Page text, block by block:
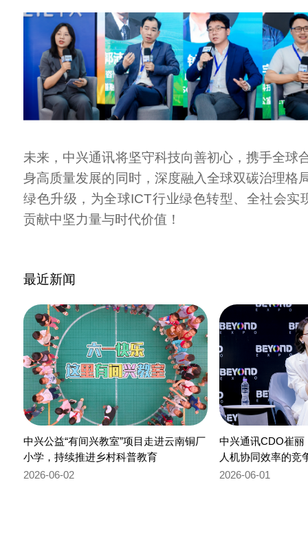
未来，中兴通讯将坚守科技向善初心，携手全球
身高质量发展的同时，深度融入全球双碳治理格
绿色升级，为全球ICT行业绿色转型、全社会实
贡献中坚力量与时代价值！
最近新闻
中兴公益“有间兴教室”项目走进云南铜厂
小学，持续推进乡村科普教育
2026-06-02
中兴通讯CDO崔
人机协同效率的竞
2026-06-01